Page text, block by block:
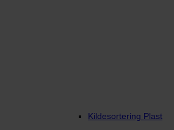
Kildesortering Plast